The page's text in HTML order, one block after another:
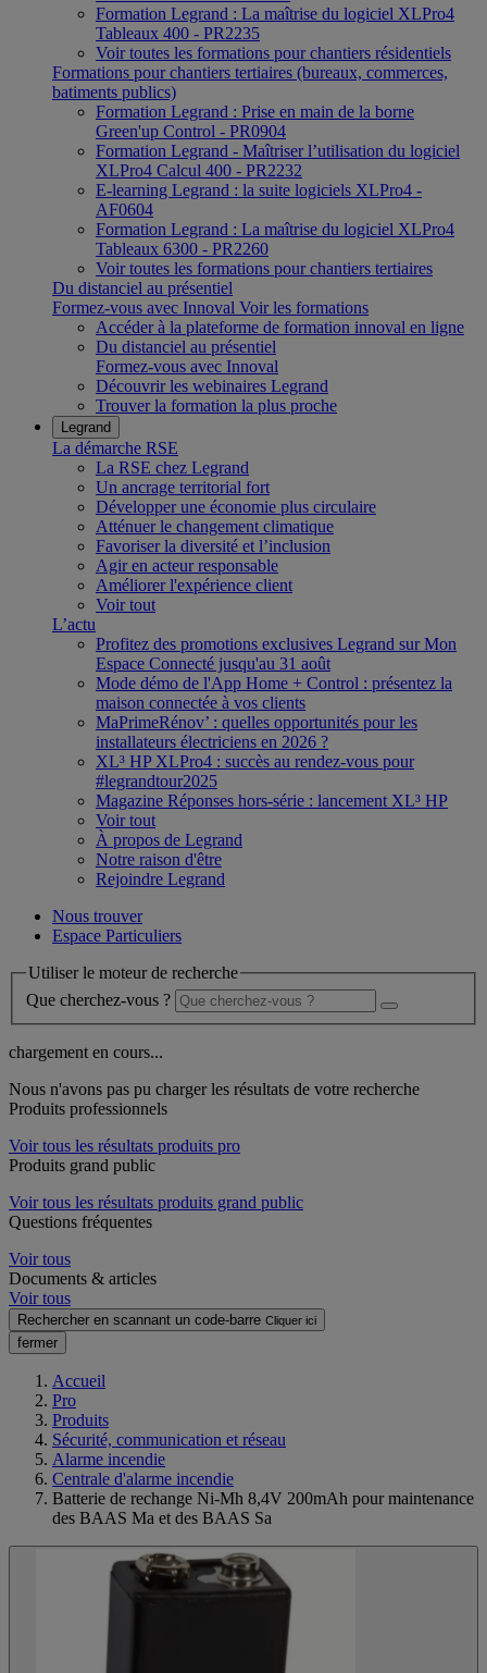
Formation Legrand : La maîtrise du logiciel XLPro4
Tableaux 400 - PR2235
Voir toutes les formations pour chantiers résidentiels
Formations pour chantiers tertiaires (bureaux, commerces,
batiments publics)
Formation Legrand : Prise en main de la borne
Green'up Control - PR0904
Formation Legrand - Maîtriser l’utilisation du logiciel
XLPro4 Calcul 400 - PR2232
E-learning Legrand : la suite logiciels XLPro4 -
AF0604
Formation Legrand : La maîtrise du logiciel XLPro4
Tableaux 6300 - PR2260
Voir toutes les formations pour chantiers tertiaires
Du distanciel au présentiel
Formez-vous avec Innoval Voir les formations
Accéder à la plateforme de formation innoval en ligne
Du distanciel au présentiel
Formez-vous avec Innoval
Découvrir les webinaires Legrand
Trouver la formation la plus proche
Legrand
La démarche RSE
La RSE chez Legrand
Un ancrage territorial fort
Développer une économie plus circulaire
Atténuer le changement climatique
Favoriser la diversité et l’inclusion
Agir en acteur responsable
Améliorer l'expérience client
Voir tout
L’actu
Profitez des promotions exclusives Legrand sur Mon
Espace Connecté jusqu'au 31 août
Mode démo de l'App Home + Control : présentez la
maison connectée à vos clients
MaPrimeRénov’ : quelles opportunités pour les
installateurs électriciens en 2026 ?
XL³ HP XLPro4 : succès au rendez-vous pour
#legrandtour2025
Magazine Réponses hors-série : lancement XL³ HP
Voir tout
À propos de Legrand
Notre raison d'être
Rejoindre Legrand
Nous trouver
Espace Particuliers
Utiliser le moteur de recherche
Que cherchez-vous ?
chargement en cours...
Nous n'avons pas pu charger les résultats de votre recherche
Produits professionnels
Voir tous les résultats produits pro
Produits grand public
Voir tous les résultats produits grand public
Questions fréquentes
Voir tous
Documents & articles
Voir tous
Rechercher en scannant un code-barre Cliquer ici
fermer
Accueil
Pro
Produits
Sécurité, communication et réseau
Alarme incendie
Centrale d'alarme incendie
Batterie de rechange Ni-Mh 8,4V 200mAh pour maintenance
des BAAS Ma et des BAAS Sa